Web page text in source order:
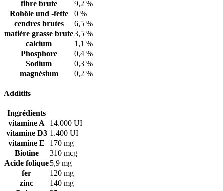
fibre brute
9,2 %
Rohöle und -fette
0 %
cendres brutes
6,5 %
matière grasse brute3,5 %
calcium
1,1 %
Phosphore
0,4 %
Sodium
0,3 %
magnésium
0,2 %
Additifs
Ingrédients
vitamine A
14.000 UI
vitamine D3 1.400 UI
vitamine E
170 mg
Biotine
310 mcg
Acide folique5,9 mg
fer
120 mg
zinc
140 mg